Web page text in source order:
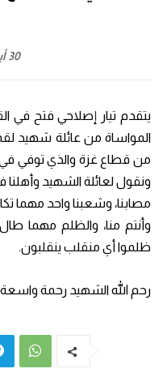
30 أبريل، 2019
يتقدم تيار إصلاحي فتح في
المواساة من عائلة شهيد
من قطاع غزة والذي توفي في
ونقول لعائلة الشهيد
مصابنا، وشعبنا واحد مهما
وأنتم منا، والظلم مهما
ظلموا أي منقلب ينقلبون.
رحم الله الشهيد رحمة